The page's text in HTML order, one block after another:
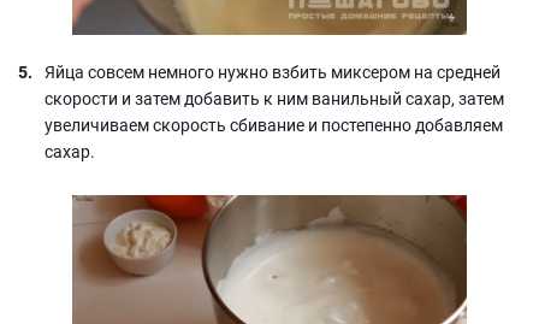
Яйца совсем немного нужно взбить миксером на средней
скорости и затем добавить к ним ванильный сахар, затем
увеличиваем скорость сбивание и постепенно добавляем
сахар.